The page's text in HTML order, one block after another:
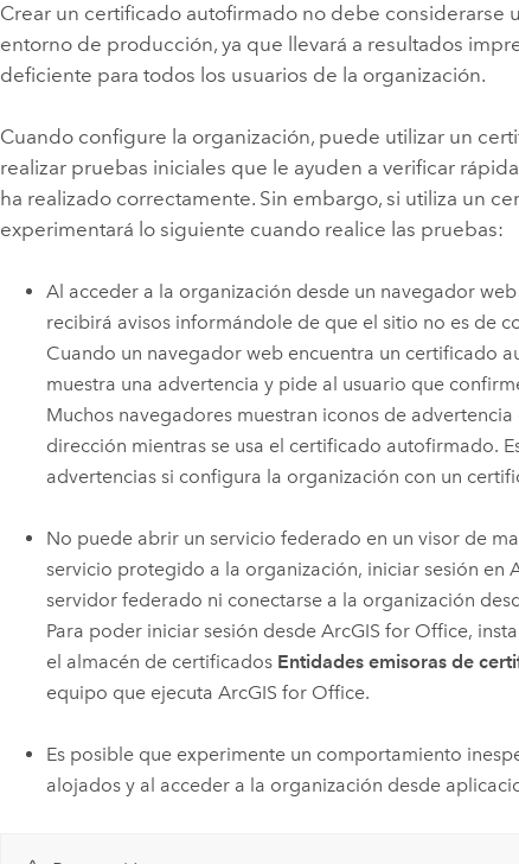
Crear un certificado autofirmado no debe considerarse
entorno de producción, ya que llevará a resultados
deficiente para todos los usuarios de la organización.
Cuando configure la organización, puede utilizar un
realizar pruebas iniciales que le ayuden a verificar
ha realizado correctamente. Sin embargo, si utiliza un
experimentará lo siguiente cuando realice las pruebas:
Al acceder a la organización desde un navegador
recibirá avisos informándole de que el sitio no es de
Cuando un navegador web encuentra un certificado
muestra una advertencia y pide al usuario que
Muchos navegadores muestran iconos de
dirección mientras se usa el certificado autofirmado.
advertencias si configura la organización con un
No puede abrir un servicio federado en un visor de
servicio protegido a la organización, iniciar sesión en
servidor federado ni conectarse a la organización
Para poder iniciar sesión desde ArcGIS for Office,
el almacén de certificados Entidades emisoras de
equipo que ejecuta ArcGIS for Office.
Es posible que experimente un comportamiento
alojados y al acceder a la organización desde